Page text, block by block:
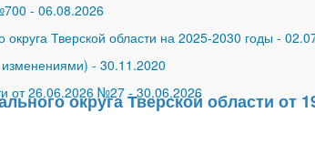
- 06.08.2026
Тверской области на 2025-2030 годы -
изменениями) - 30.11.2020
от 26.06.2026 №27-30.06.2026
округа Тверской области от